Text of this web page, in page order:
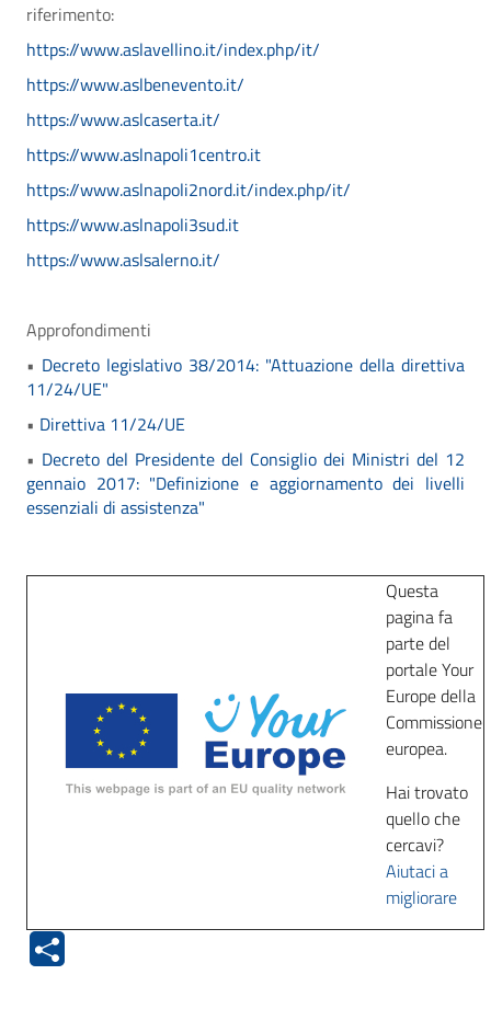
riferimento:
https://www.aslavellino.it/index.php/it/
https://www.aslbenevento.it/
https://www.aslcaserta.it/
https://www.aslnapoli1centro.it
https://www.aslnapoli2nord.it/index.php/it/
https://www.aslnapoli3sud.it
https://www.aslsalerno.it/
Approfondimenti
• Decreto legislativo 38/2014: "Attuazione della direttiva
11/24/UE"
• Direttiva 11/24/UE
• Decreto del Presidente del Consiglio dei Ministri del 12
gennaio 2017: "Definizione e aggiornamento dei livelli
essenziali di assistenza"
Questa
pagina fa
parte del
portale Your
Europe della
Commissione
europea.
Hai trovato
quello che
cercavi?
Aiutaci a
migliorare